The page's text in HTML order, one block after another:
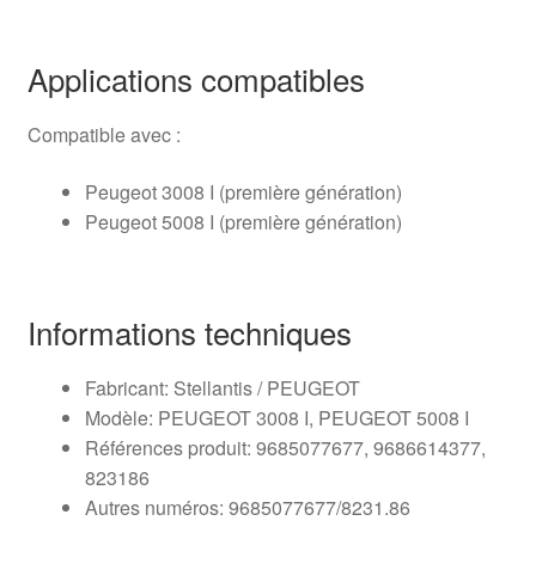
Applications compatibles
Compatible avec :
Peugeot 3008 I (première génération)
Peugeot 5008 I (première génération)
Informations techniques
Fabricant: Stellantis / PEUGEOT
Modèle: PEUGEOT 3008 I, PEUGEOT 5008 I
Références produit: 9685077677, 9686614377,
823186
Autres numéros: 9685077677/8231.86